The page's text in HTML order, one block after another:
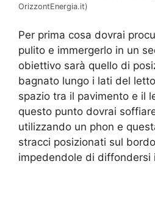
OrizzontEnergia.it)
Per prima cosa dovrai
pulito e immergerlo in un
obiettivo sarà quello di
bagnato lungo i lati del
spazio tra il pavimento e il
questo punto dovrai
utilizzando un phon e
stracci posizionati sul
impedendole di diffondersi